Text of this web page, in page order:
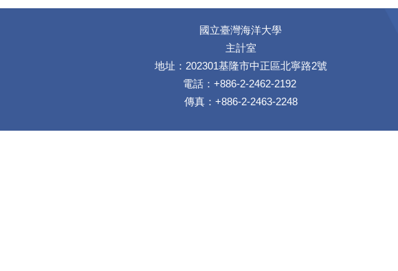
國立臺灣海洋大學
主計室
地址：202301基隆市中正區北寧路2號
電話：+886-2-2462-2192
傳真：+886-2-2463-2248